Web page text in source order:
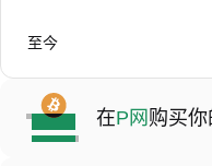
至今
在P网 购买